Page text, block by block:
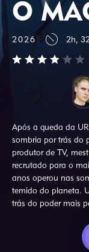
2026 2h,
Após a queda da
sombria por trás do
produtor de TV,
recrutado para o
anos operou nas
temido do planeta.
trás do poder mais